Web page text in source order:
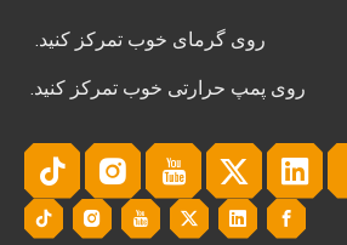
روی گرمای خوب تمرکز کنید.
روی پمپ حرارتی خوب تمرکز کنید.